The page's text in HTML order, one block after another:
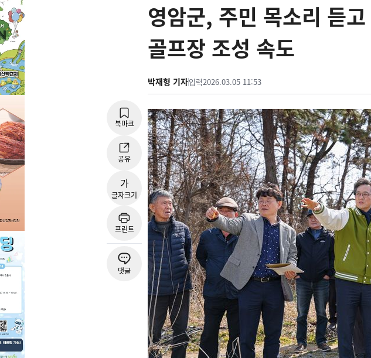
영암군, 주민 목소리 듣
골프장 조성 속도
박재형 기자입력2026.03.05 11:53
북마크
공유
가
글자크기
프린트
댓글